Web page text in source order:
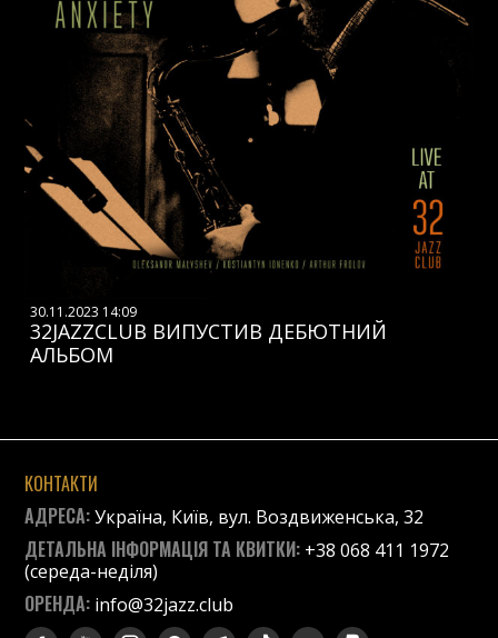
30.11.2023 14:09
32JAZZCLUB ВИПУСТИВ ДЕБЮТНИЙ
АЛЬБОМ
КОНТАКТИ
АДРЕСА:Україна, Київ, вул. Воздвиженська, 32
ДЕТАЛЬНА ІНФОРМАЦІЯ ТА КВИТКИ: +38 068 411 1972
(середа-неділя)
ОРЕНДА: info@32jazz.club